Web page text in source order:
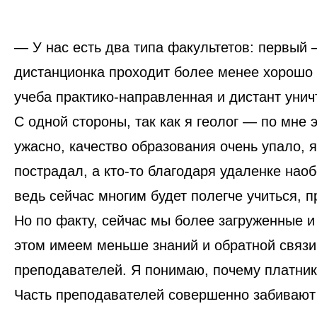
— У нас есть два типа факультетов: первый
дистанционка проходит более менее
учеба практико-направленная и дистант
С одной стороны, так как я геолог — по мне
ужасно, качество образования очень упало,
пострадал, а кто-то благодаря удаленке
ведь сейчас многим будет полегче учиться,
Но по факту, сейчас мы более загруженные
этом имеем меньше знаний и обратной
преподавателей. Я понимаю, почему
Часть преподавателей совершенно